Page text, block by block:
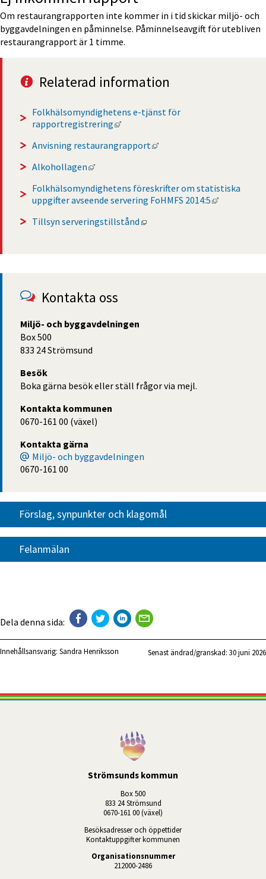
Om restaurangrapporten inte kommer in i tid skickar miljö- och
byggavdelningen en påminnelse. Påminnelseavgift för utebliven
restaurangrapport är 1 timme.
Relaterad information
Folkhälsomyndighetens e-tjänst för
rapportregistrering
Länk till annan webbplats, öppnas
Anvisning restaurangrapport Länk till annan
Alkohollagen
Länk till annan webbplats, öppnas i nytt
Folkhälsomyndighetens föreskrifter om statistiska
uppgifter avseende servering FoHMFS 2014:5
Länk till
Tillsyn serveringstillstånd
Kontakta oss
Miljö- och byggavdelningen
Box 500
833 24 Strömsund
Besök
Boka gärna besök eller ställ frågor via mejl.
Kontakta kommunen
0670-161 00 (växel)
Kontakta gärna
Miljö- och byggavdelningen
0670-161 00
Förslag, synpunkter och klagomål
Felanmälan
Dela denna sida:
Innehållsansvarig: Sandra Henriksson Senast ändrad/granskad: 30 juni 2026
Strömsunds kommun
Box 500
833 24 Strömsund
0670-161 00 (växel)
Besöksadresser och öppettider
Kontaktuppgifter kommunen
Organisationsnummer
212000-2486